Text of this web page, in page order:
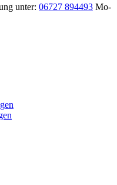
unter: 06727 894493 Mo-